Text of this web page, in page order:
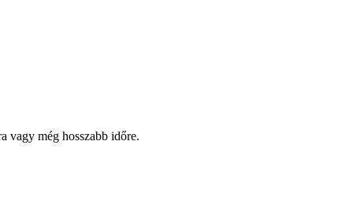
vagy még hosszabb időre.